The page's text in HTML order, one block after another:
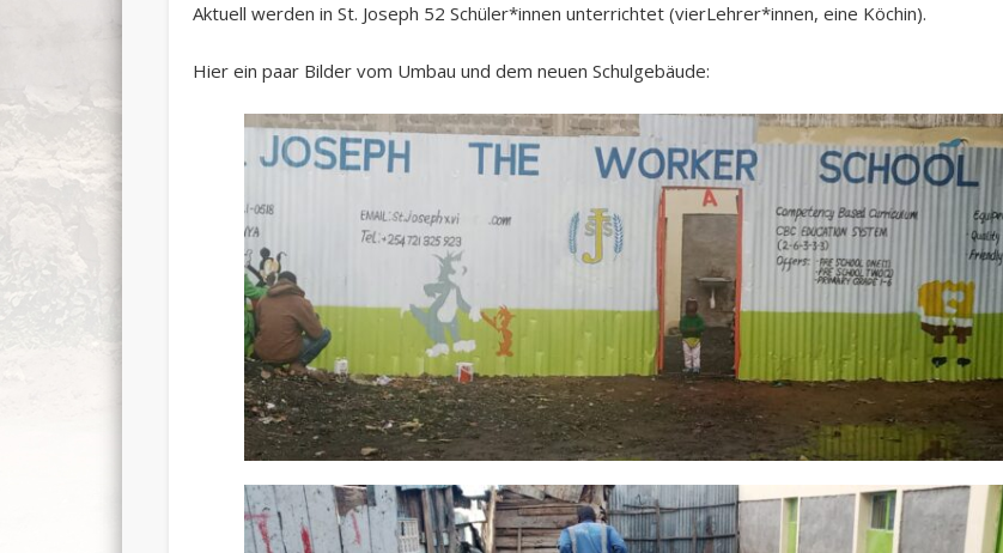
Aktuell werden in St. Joseph 52 Schüler*innen unterrichtet (vierLehrer*innen, eine Köchin).
Hier ein paar Bilder vom Umbau und dem neuen Schulgebäude: